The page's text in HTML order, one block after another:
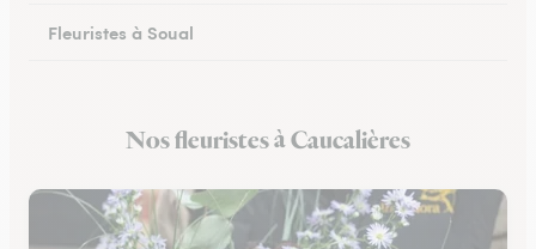
Fleuristes à Soual
Fleuristes à Murat-sur-Vèbre
Nos fleuristes à Caucalières